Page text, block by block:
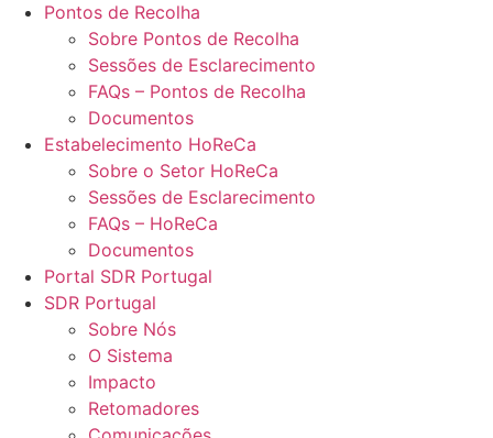
Pontos de Recolha
Sobre Pontos de Recolha
Sessões de Esclarecimento
FAQs – Pontos de Recolha
Documentos
Estabelecimento HoReCa
Sobre o Setor HoReCa
Sessões de Esclarecimento
FAQs – HoReCa
Documentos
Portal SDR Portugal
SDR Portugal
Sobre Nós
O Sistema
Impacto
Retomadores